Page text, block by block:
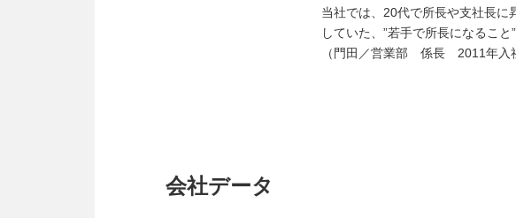
当社では、20代で所長や支社長に
していた、”若手で所長になるこ
（門田／営業部 係長 2011年入
会社データ